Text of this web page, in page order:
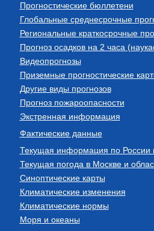
Прогностические бюллетени
Глобальные среднесрочные
Региональные краткосрочные
Прогноз осадков на 2 часа
Видеопрогнозы
Приземные прогностические
Другие виды прогнозов
Прогноз пожароопасности
Экстренная информация
Фактические данные
Текущая информация по России
Текущая погода в Москве и
Синоптические карты
Климатические изменения
Климатические нормы
Моря и океаны